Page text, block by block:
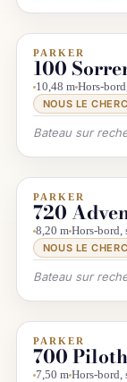
INFO &
PARKER
100
10,48 m Hors-
NOUS LE
Bateau sur
INFO &
PARKER
720
8,20 m Hors-bord,
NOUS LE
Bateau sur
INFO &
PARKER
700
7,50 m Hors-bord,